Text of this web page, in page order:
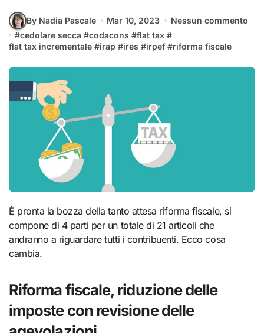
By Nadia Pascale Mar 10, 2023
Nessun commento
#cedolare secca #codacons #flat tax #
flat tax incrementale #irap #ires #irpef #riforma fiscale
È pronta la bozza della tanto attesa riforma fiscale, si
compone di 4 parti per un totale di 21 articoli che
andranno a riguardare tutti i contribuenti. Ecco cosa
cambia.
Riforma fiscale, riduzione delle
imposte con revisione delle